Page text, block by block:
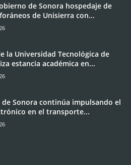
de Sonora hospedaje de
de Unisierra con...
la Universidad Tecnológica de
estancia académica en...
Sonora continúa impulsando el
en el transporte...